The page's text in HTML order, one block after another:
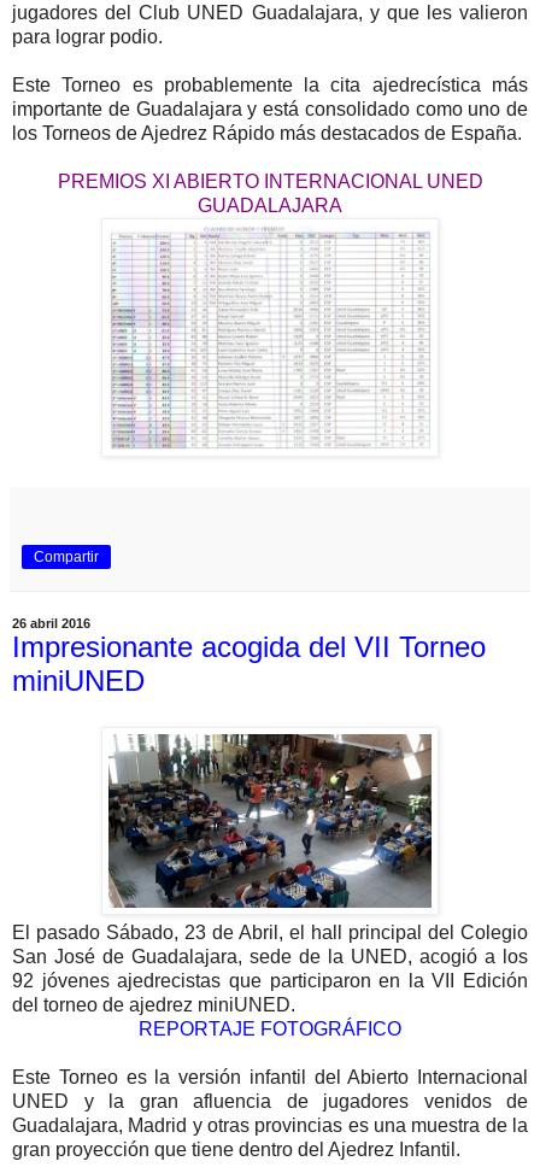
jugadores del Club UNED Guadalajara, y que les valieron
para lograr podio.
Este Torneo es probablemente la cita ajedrecística más
importante de Guadalajara y está consolidado como uno de
los Torneos de Ajedrez Rápido más destacados de España.
PREMIOS XI ABIERTO INTERNACIONAL UNED
GUADALAJARA
Compartir
26 abril 2016
Impresionante acogida del VII Torneo
miniUNED
El pasado Sábado, 23 de Abril, el hall principal del Colegio
San José de Guadalajara, sede de la UNED, acogió a los
92 jóvenes ajedrecistas que participaron en la VII Edición
del torneo de ajedrez miniUNED.
REPORTAJE FOTOGRÁFICO
Este Torneo es la versión infantil del Abierto Internacional
UNED y la gran afluencia de jugadores venidos de
Guadalajara, Madrid y otras provincias es una muestra de la
gran proyección que tiene dentro del Ajedrez Infantil.